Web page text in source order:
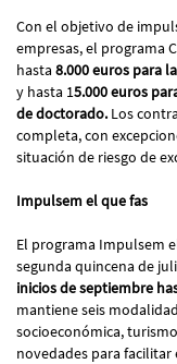
Con el objetivo de
empresas, el programa
hasta 8.000 euros para
y hasta 15.000 euros
de doctorado. Los
completa, con
situación de riesgo de
Impulsem el que fas
El programa Impulsem
segunda quincena de
inicios de septiembre
mantiene seis
socioeconómica,
novedades para